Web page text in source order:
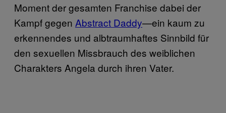
Moment der gesamten Franchise dabei der
Kampf gegen Abstract Daddy—ein kaum zu
erkennendes und albtraumhaftes Sinnbild für
den sexuellen Missbrauch des weiblichen
Charakters Angela durch ihren Vater.